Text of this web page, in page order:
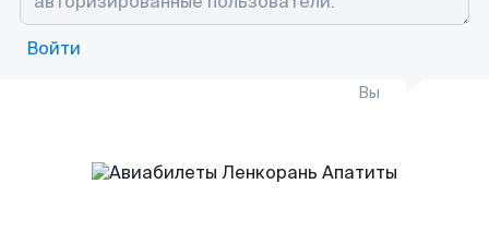
Войти
Вы